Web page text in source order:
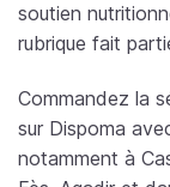
soutien
rubrique fait
Commandez la
sur Dispoma
notamment à